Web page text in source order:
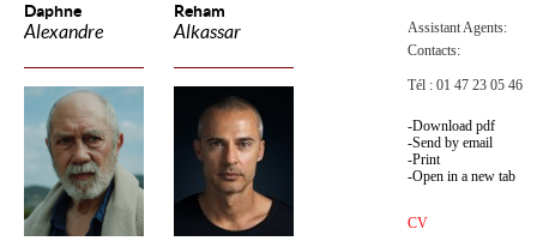
Daphne
Alexandre
Reham
Alkassar
Assistant Agents:
Contacts:
Tél : 01 47 23 05 46
Download pdf
Send by email
Print
Open in a new tab
CV